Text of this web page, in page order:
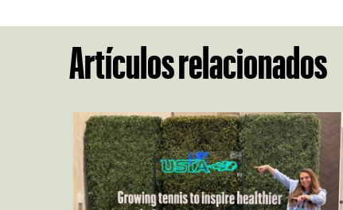
Artículos relacionados